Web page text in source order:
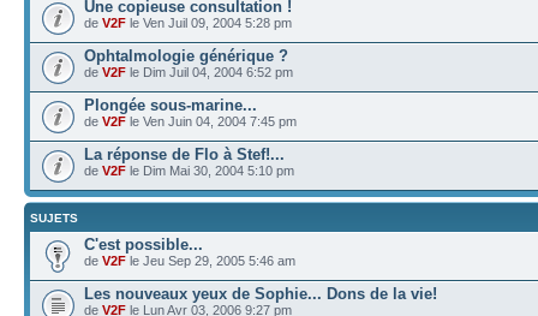
Une copieuse consultation !
de V2F le Ven Juil 09, 2004 5:28 pm
Ophtalmologie générique ?
de V2F le Dim Juil 04, 2004 6:52 pm
Plongée sous-marine...
de V2F le Ven Juin 04, 2004 7:45 pm
La réponse de Flo à Stef!...
de V2F le Dim Mai 30, 2004 5:10 pm
SUJETS
C'est possible...
de V2F le Jeu Sep 29, 2005 5:46 am
Les nouveaux yeux de Sophie... Dons de la vie!
de V2F le Lun Avr 03, 2006 9:27 pm